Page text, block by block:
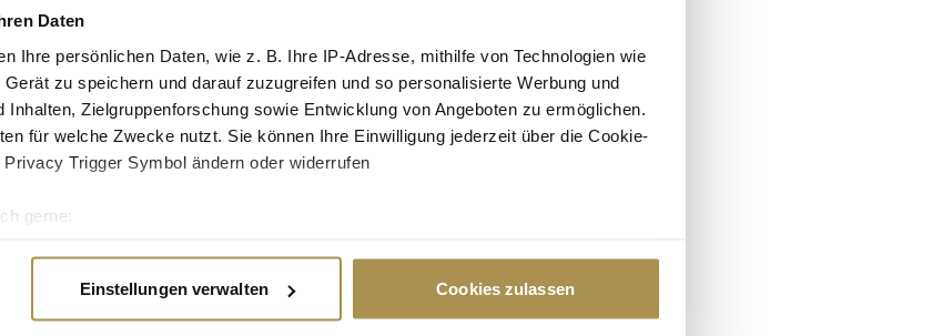
Daten
Ihre persönlichen Daten, wie z. B. Ihre IP-Adresse, mithilfe von Technologien wie
zu speichern und darauf zuzugreifen und so personalisierte Werbung und
Inhalten, Zielgruppenforschung sowie Entwicklung von Angeboten zu ermöglichen.
für welche Zwecke nutzt. Sie können Ihre Einwilligung jederzeit über die Cookie-
Trigger Symbol ändern oder widerrufen
gerne:
Daten verarbeitet werden, und legen Sie Ihre Präferenzen im
Einstellungen verwalten Cookies zulassen
Advertisement